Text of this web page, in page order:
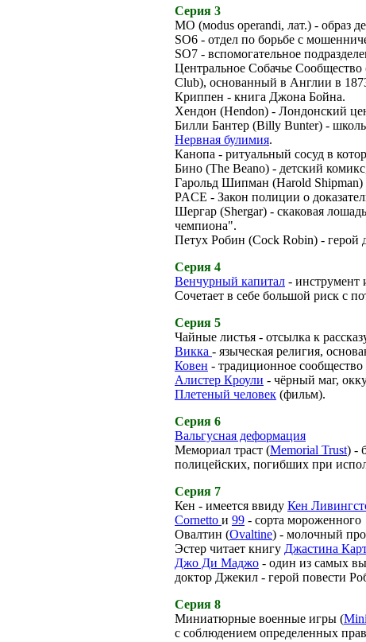
Серия 3
МО (мodus operandi, лат.) - образ
SO6 - отдел по борьбе с
SO7 - вспомогательное
Центральное Собачье
Club), основанный в Англии в
Криппен - книга Джона Бойна.
Хендон (Hendon) - Лондонский
Билли Бантер (Billy Bunter) -
Нервная булимия.
Канопа - ритуальный сосуд в
Бино (The Beano) - детский
Гарольд Шипман (Harold Shipman)
PACE - Закон полиции о
Шергар (Shergar) - скаковая
чемпиона".
Петух Робин (Cock Robin) - герой
Серия 4
Венчурный капитал - инструмент
Сочетает в себе большой риск с
Серия 5
Чайные листья - отсылка к
Викка - языческая религия,
Ковен - традиционное сообщество
Алистер Кроули - чёрный маг,
Плетеный человек (фильм).
Серия 6
Вальгусная деформация
Мемориал траст (Memorial Trust) -
полицейских, погибших при
Серия 7
Кен - имеется ввиду Кен
Cornetto и 99 - сорта мороженного
Овалтин (Ovaltine) - молочный
Эстер читает книгу Джастина
Джо Ди Маджо - один из самых
доктор Джекил - герой повести
Серия 8
Миниатюрные военные игры (
с соблюдением определенных